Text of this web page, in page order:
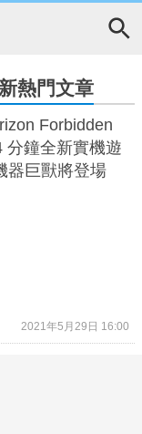
熱門文章
Forbidden
分鐘全新實機遊
器巨獸將登場
2021年5月29日 16:00